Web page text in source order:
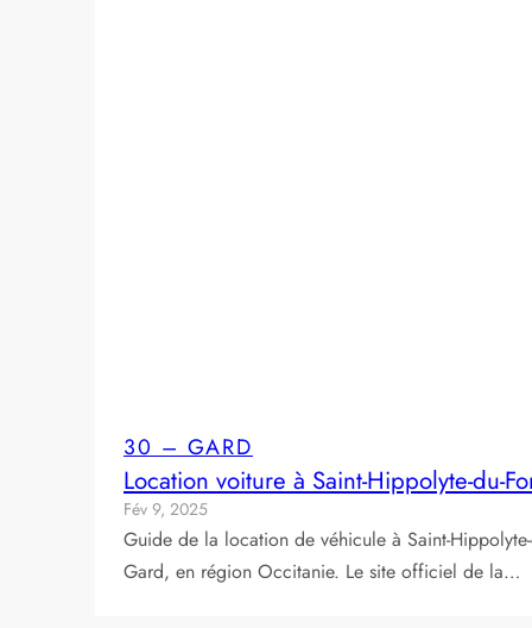
30 – GARD
Location voiture à Saint-Hippolyte-du-
Fév 9, 2025
Guide de la location de véhicule à Saint-
Gard, en région Occitanie. Le site officiel de la…